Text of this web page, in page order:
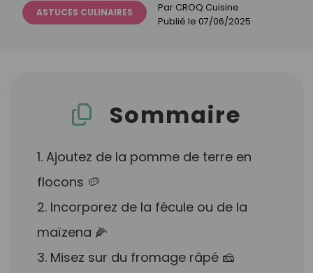
ASTUCES CULINAIRES Par CROQ Cuisine
Publié le 07/06/2025
Sommaire
1. Ajoutez de la pomme de terre en
flocons 🥔
2. Incorporez de la fécule ou de la
maïzena 🌽
3. Misez sur du fromage râpé 🧀